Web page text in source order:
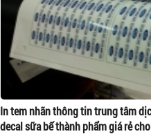
In tem nhãn thông tin trung tâm
decal sữa bế thành phẩm giá rẻ